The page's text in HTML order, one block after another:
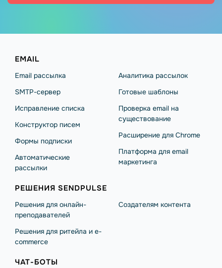
EMAIL
Email рассылка
SMTP-сервер
Исправление списка
Конструктор писем
Формы подписки
Автоматические
рассылки
Аналитика рассылок
Готовые шаблоны
Проверка email на
существование
Расширение для Chrome
Платформа для email
маркетинга
РЕШЕНИЯ SENDPULSE
Решения для онлайн-
преподавателей
Решения для ритейла и e-
commerce
Создателям контента
ЧАТ-БОТЫ